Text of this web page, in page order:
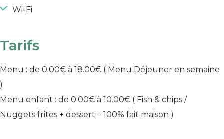
Wi-Fi
Tarifs
Menu : de 0.00€ à 18.00€ ( Menu Déjeuner en semaine
)
Menu enfant : de 0.00€ à 10.00€ ( Fish & chips /
Nuggets frites + dessert – 100% fait maison )